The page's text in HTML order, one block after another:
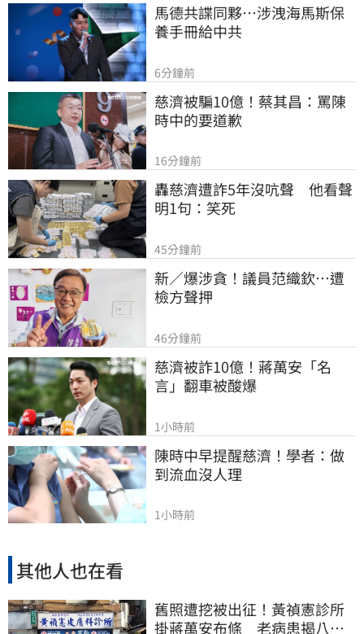
馬德共諜同夥…涉洩海馬斯保
養手冊給中共
6分鐘前
慈濟被騙10億！蔡其昌：罵陳
時中的要道歉
16分鐘前
轟慈濟遭詐5年沒吭聲　他看聲
明1句：笑死
45分鐘前
新／爆涉貪！議員范織欽…遭
檢方聲押
46分鐘前
慈濟被詐10億！蔣萬安「名
言」翻車被酸爆
1小時前
陳時中早提醒慈濟！學者：做
到流血沒人理
1小時前
其他人也在看
舊照遭挖被出征！黃禎憲診所
掛蔣萬安布條 老病患揭八仙